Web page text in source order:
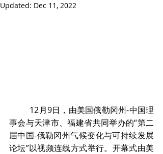
Updated: Dec 11, 2022
事会与天津市、福建省共同举办的“第二
届中国-俄勒冈州气候变化与可持续发展
论坛”以视频连线方式举行。开幕式由美